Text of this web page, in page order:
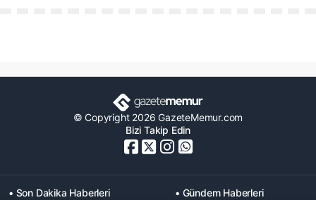
© Copyright 2026 GazeteMemur.com
Bizi Takip Edin
• Son Dakika Haberleri • Gündem Haberleri